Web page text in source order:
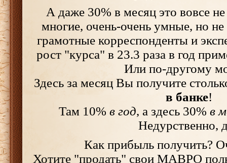
А даже 30% в месяц это вовсе
многие, очень-очень умные, но
грамотные корреспонденты и
рост "курса" в 23.3 раза в год
Или по-другому
Здесь за месяц Вы получите
в банке!
Там 10% в год, а здесь 30% в
Недурственно,
Как прибыль получить?
Хотите "продать" свои МАВРО